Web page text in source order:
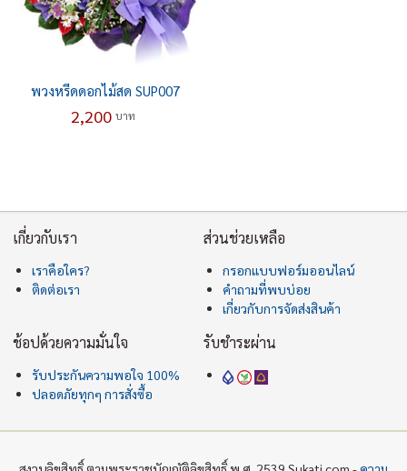
พวงหรีดดอกไม้สด SUP007
2,200 บาท
เกี่ยวกับเรา
เราคือใคร?
ติดต่อเรา
ส่วนช่วยเหลือ
กรอกแบบฟอร์มออนไลน์
คำถามที่พบบ่อย
เกี่ยวกับการจัดส่งสินค้า
ช้อปด้วยความมั่นใจ
รับประกันความพอใจ 100%
ปลอดภัยทุกๆ การสั่งซื้อ
รับชำระผ่าน